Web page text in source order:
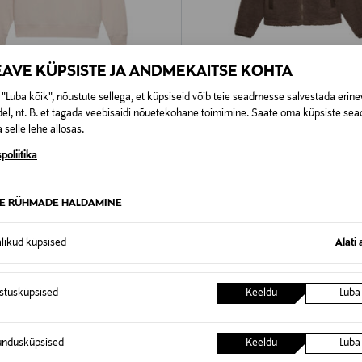
KÜPSISTE JA ANDMEKAITSE KOHTA
kõik", nõustute sellega, et küpsiseid võib teie seadmesse salvestada
nt. B. et tagada veebisaidi nõuetekohane toimimine. Saate oma küpsiste
selle lehe allosas.
RÜHMADE HALDAMINE
küpsised Alati
Keeldu Luba
Keeldu Luba
EELIS KUPONGIGA